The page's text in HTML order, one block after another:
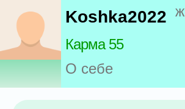
Koshka2022 ж
Карма 55
О себе